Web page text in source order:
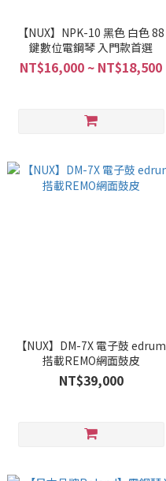
【NUX】NPK-10 黑色 白色 88
鍵數位電鋼琴 入門款首選
NT$16,000 ~ NT$18,500
【NUX】DM-7X 電子鼓 edrum
搭載REMO網面鼓皮
NT$39,000